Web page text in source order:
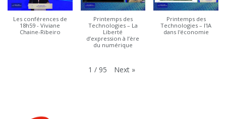
Les conférences de
18h59 - Viviane
Chaine-Ribeiro
Printemps des
Technologies – La
Liberté
d’expression à l’ère
du numérique
Printemps des
Technologies – l'IA
dans l'économie
1 / 95 Next »